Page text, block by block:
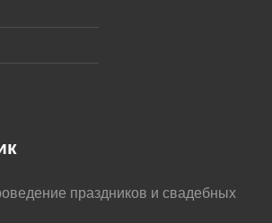
праздников и свадебных